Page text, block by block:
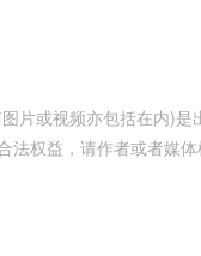
片或视频亦包括在内)是
权益，请作者或者媒